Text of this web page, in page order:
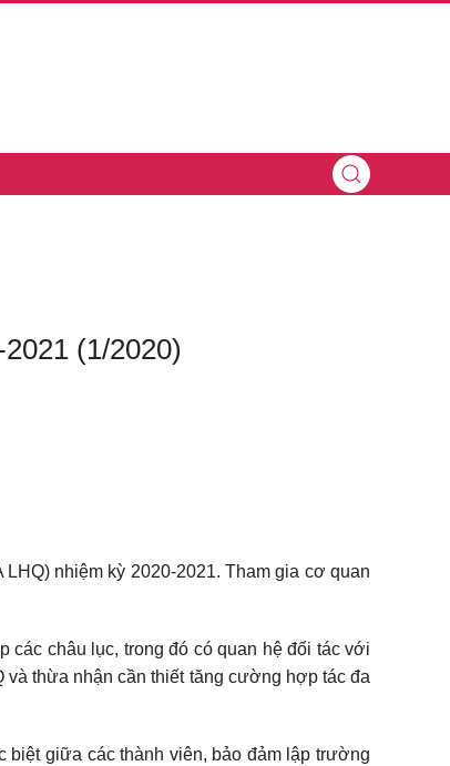
(1/2020)
nhiệm kỳ 2020-2021. Tham gia cơ quan
châu lục, trong đó có quan hệ đối tác với
thừa nhận cần thiết tăng cường hợp tác đa
biệt giữa các thành viên, bảo đảm lập trường